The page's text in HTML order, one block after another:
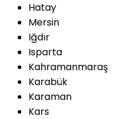
Hatay
Mersin
Iğdır
Isparta
Kahramanmaraş
Karabük
Karaman
Kars